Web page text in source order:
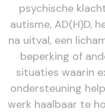
psychische
autisme, AD(H)D,
na uitval, een
beperking of
situaties waarin
ondersteuning
werk haalbaar te